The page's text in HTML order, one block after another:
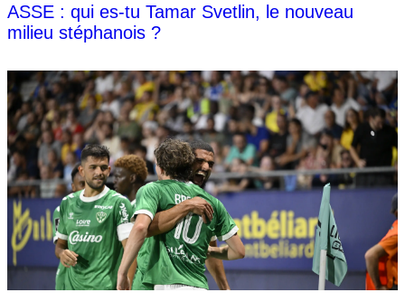
ASSE : qui es-tu Tamar Svetlin, le nouveau
milieu stéphanois ?